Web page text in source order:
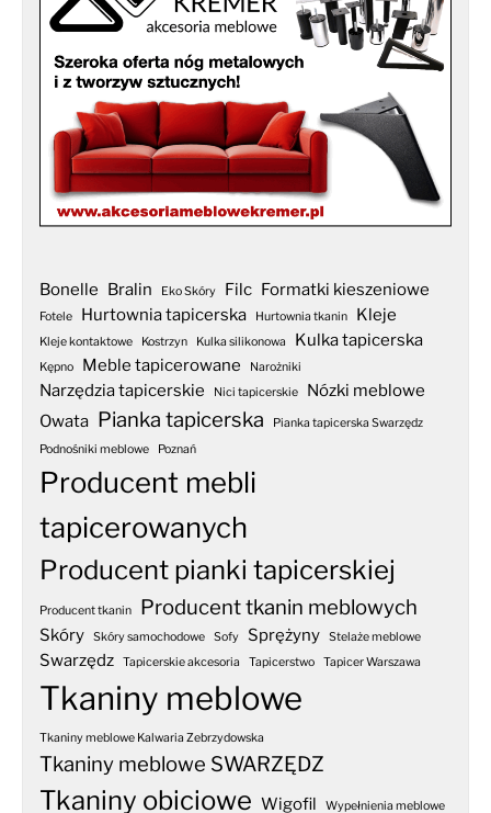
Bonelle Bralin Eko Skóry Filc Formatki kieszeniowe
Fotele Hurtownia tapicerska Hurtownia tkanin Kleje
Kleje kontaktowe Kostrzyn Kulka silikonowa Kulka tapicerska
Kępno Meble tapicerowane Narożniki
Narzędzia tapicerskie Nici tapicerskie
Nózki meblowe
Owata Pianka tapicerska
Pianka tapicerska Swarzędz
Podnośniki meblowe
Poznań
Producent mebli
tapicerowanych
Producent pianki tapicerskiej
Producent tkanin Producent tkanin meblowych
Skóry Skóry samochodowe Sofy Sprężyny Stelaże meblowe
Swarzędz Tapicerskie akcesoria Tapicerstwo Tapicer Warszawa
Tkaniny meblowe
Tkaniny meblowe Kalwaria Zebrzydowska
Tkaniny meblowe SWARZĘDZ
Tkaniny obiciowe Wigofil Wypełnienia meblowe